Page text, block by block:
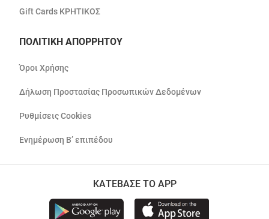
Gift Cards ΚΡΗΤΙΚΟΣ
ΠΟΛΙΤΙΚΗ ΑΠΟΡΡΗΤΟΥ
Όροι Χρήσης
Δήλωση Προστασίας Προσωπικών Δεδομένων
Ρυθμίσεις Cookies
Ενημέρωση Β’ επιπέδου
ΚΑΤΕΒΑΣΕ ΤΟ APP